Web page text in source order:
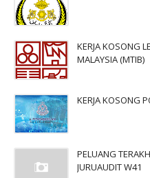
KERJA KOSONG
MALAYSIA (MTIB)
KERJA KOSONG
PELUANG
JURUAUDIT W41